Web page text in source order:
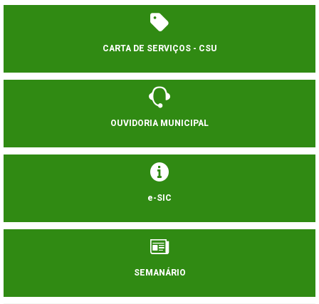
CARTA DE SERVIÇOS - CSU
OUVIDORIA MUNICIPAL
e-SIC
SEMANÁRIO